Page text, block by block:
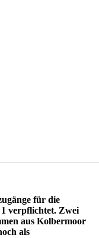
für die
verpflichtet. Zwei
aus Kolbermoor
als